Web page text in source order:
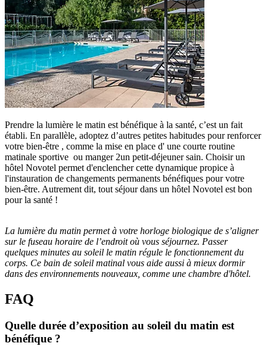
Prendre la lumière le matin est bénéfique à la santé, c’est un fait
établi. En parallèle, adoptez d’autres petites habitudes pour renforcer
votre bien-être , comme la mise en place d' une courte routine
matinale sportive ou manger 2un petit-déjeuner sain. Choisir un
hôtel Novotel permet d'enclencher cette dynamique propice à
l'instauration de changements permanents bénéfiques pour votre
bien-être. Autrement dit, tout séjour dans un hôtel Novotel est bon
pour la santé !
La lumière du matin permet à votre horloge biologique de s’aligner
sur le fuseau horaire de l’endroit où vous séjournez. Passer
quelques minutes au soleil le matin régule le fonctionnement du
corps. Ce bain de soleil matinal vous aide aussi à mieux dormir
dans des environnements nouveaux, comme une chambre d'hôtel.
FAQ
Quelle durée d’exposition au soleil du matin est
bénéfique ?